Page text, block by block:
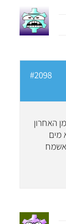
#2098
האחרון
מים
אשמח